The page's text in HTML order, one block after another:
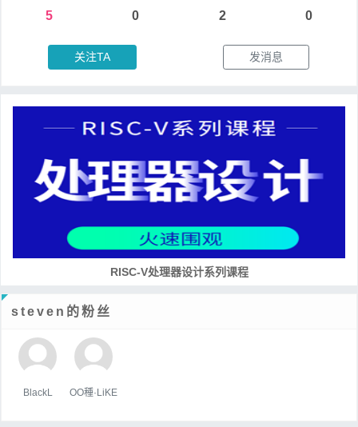
5
0
2
0
关注TA 发消息
RISC-V处理器设计系列课程
steven的粉丝
BlackL OO種·LiKE